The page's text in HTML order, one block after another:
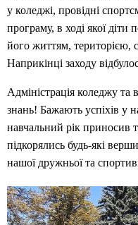
у коледжі, провідні
програму, в ході якої діти
його життям, територією,
Наприкінці заходу
Адміністрація коледжу та
знань! Бажають успіхів у
навчальний рік приносив
підкорялись будь-які
нашої дружньої та